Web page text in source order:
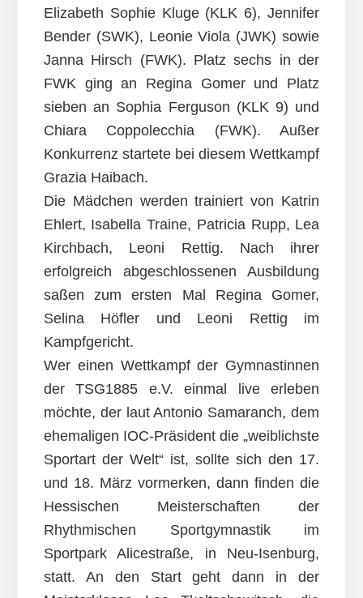
Elizabeth Sophie Kluge (KLK 6), Jennifer
Bender (SWK), Leonie Viola (JWK) sowie
Janna Hirsch (FWK). Platz sechs in der
FWK ging an Regina Gomer und Platz
sieben an Sophia Ferguson (KLK 9) und
Chiara Coppolecchia (FWK). Außer
Konkurrenz startete bei diesem Wettkampf
Grazia Haibach.
Die Mädchen werden trainiert von Katrin
Ehlert, Isabella Traine, Patricia Rupp, Lea
Kirchbach, Leoni Rettig. Nach ihrer
erfolgreich abgeschlossenen Ausbildung
saßen zum ersten Mal Regina Gomer,
Selina Höfler und Leoni Rettig im
Kampfgericht.
Wer einen Wettkampf der Gymnastinnen
der TSG1885 e.V. einmal live erleben
möchte, der laut Antonio Samaranch, dem
ehemaligen IOC-Präsident die „weiblichste
Sportart der Welt“ ist, sollte sich den 17.
und 18. März vormerken, dann finden die
Hessischen Meisterschaften der
Rhythmischen Sportgymnastik im
Sportpark Alicestraße, in Neu-Isenburg,
statt. An den Start geht dann in der